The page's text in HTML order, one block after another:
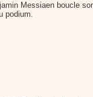
Messiaen boucle
podium.